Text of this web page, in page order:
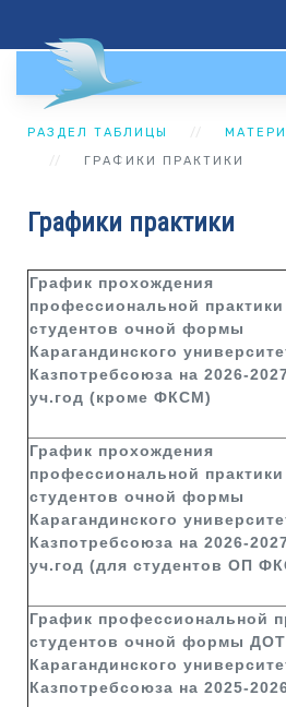
РАЗДЕЛ ТАБЛИЦЫ
ГРАФИКИ ПРАКТИКИ
Графики практики
График прохождения
профессиональной практики
студентов очной формы
Карагандинского
Казпотребсоюза на 2026-
уч.год (кроме ФКСМ)
График прохождения
профессиональной практики
студентов очной формы
Карагандинского
Казпотребсоюза на 2026-
уч.год (для студентов ОП
График профессиональной
студентов очной формы ДОТ
Карагандинского
Казпотребсоюза на 2025-